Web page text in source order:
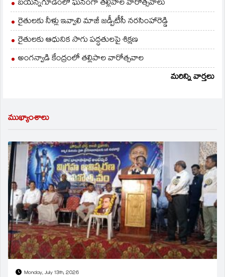
బయన్నగూడెంలో ఘనంగా తల్లిపాల వారోత్సవాలు
రైతులకు నీళ్లు ఇవ్వాలి మాజీ జడ్పీటీసీ నరసింహారెడ్డి
రైతులకు ఆధునిక సాగు పద్ధతులపై శిక్షణ
అంగన్వాడి కేంద్రంలో తల్లిపాల వారోత్సవాల
మరిన్ని వార్తలు
ముఖ్యాంశాలు
Monday, July 13th, 2026